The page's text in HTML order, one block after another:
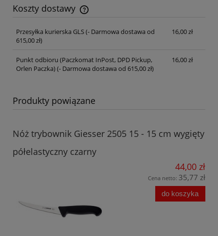
Koszty dostawy
Cena nie zawiera ewentualnych kosztów płatności
Przesyłka kurierska GLS(- Darmowa dostawa od
615,00 zł)
16,00 zł
Punkt odbioru (Paczkomat InPost, DPD Pickup,
Orlen Paczka)(- Darmowa dostawa od 615,00 zł)
16,00 zł
Produkty powiązane
Nóż trybownik Giesser 2505 15 - 15 cm wygięty
półelastyczny czarny
44,00 zł
Cena netto: 35,77 zł
do koszyka